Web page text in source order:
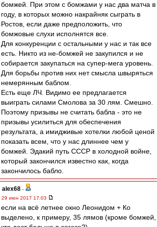
бомжей. При этом с бомжами у нас два матча в
году, в которых можно накрайняк сыграть в
Ростов, если даже предположить, что
бомжовые слухи исполнятся все.
Для конкуренции с остальными у нас и так все
есть. Никто из не-бомжей не закупился и не
собирается закупаться на супер-мега уровень.
Для борьбы против них нет смысла швыряться
немерянным баблом.
Есть еще ЛЧ. Видимо ее предлагается
выиграть силами Смолова за 30 лям. Смешно.
Поэтому призывы не считать бабла - это не
призывы усилиться для обеспечения
результата, а имидживые хотелки любой ценой
показать всем, что у нас длиннее чем у
бомжей. Эдакий путь СССР в холодной войне,
который закончился известно как, когда
закончилось бабло.
alex68 -
29 июн 2017 17:03
если на всё летнее окно Леонидом + Ко
выделено, к примеру, 35 лямов (кроме бомжей,